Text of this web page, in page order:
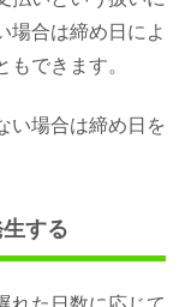
場合は締め日によ
できます。
い場合は締め日を
する